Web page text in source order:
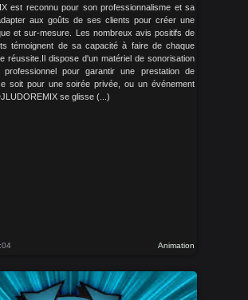
est reconnu pour son professionnalisme et sa
aux goûts de ses clients pour créer une
et sur-mesure. Les nombreux avis positifs de
témoignent de sa capacité à faire de chaque
réussite.Il dispose d'un matériel de sonorisation
professionnel pour garantir une prestation de
soit pour une soirée privée, ou un événement
se glisse (...)
Animation